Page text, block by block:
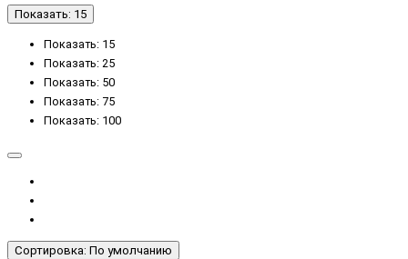
Показать: 15
Показать: 15
Показать: 25
Показать: 50
Показать: 75
Показать: 100
Сортировка: По умолчанию